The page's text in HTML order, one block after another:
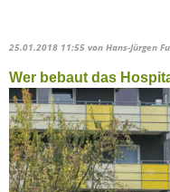
25.01.2018 11:55 von Hans-Jürgen
Wer bebaut das